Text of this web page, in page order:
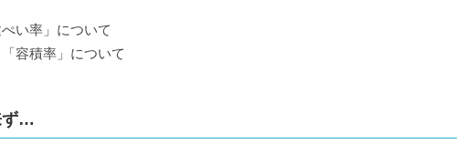
い率」について
容積率」について
ず…